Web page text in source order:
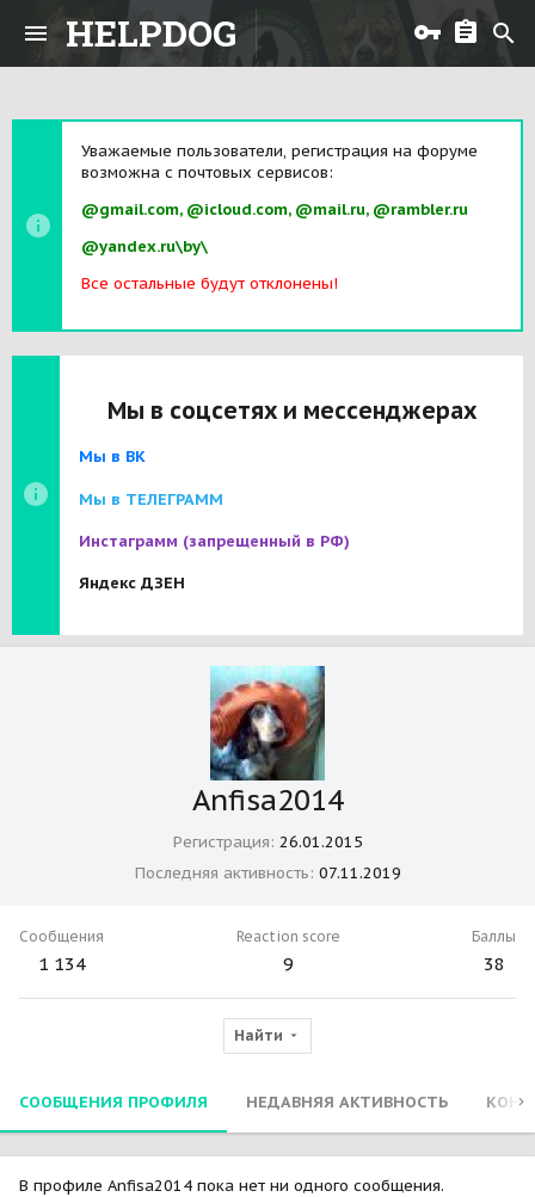
HELPDOG
Уважаемые пользователи, регистрация на форуме
возможна с почтовых сервисов:
@gmail.com, @icloud.com, @mail.ru, @rambler.ru
@yandex.ru\by\
Все остальные будут отклонены!
Мы в соцсетях и мессенджерах
Мы в ВК
Мы в ТЕЛЕГРАММ
Инстаграмм (запрещенный в РФ)
Яндекс ДЗЕН
Anfisa2014
Регистрация 26.01.2015
Последняя активность 07.11.2019
Сообщения
1 134
Reaction score
9
Баллы
38
Найти
СООБЩЕНИЯ ПРОФИЛЯ НЕДАВНЯЯ АКТИВНОСТЬ
В профиле Anfisa2014 пока нет ни одного сообщения.